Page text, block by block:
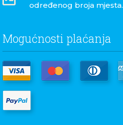
određenog broja mjesta.
Mogućnosti plaćanja